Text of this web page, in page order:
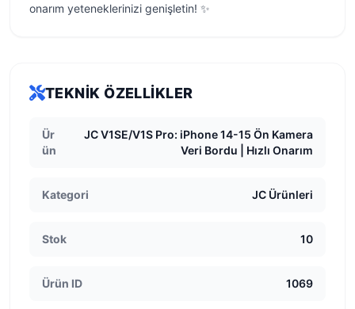
onarım yeteneklerinizi genişletin! ✨
TEKNIK ÖZELLIKLER
Ür
ün
JC V1SE/V1S Pro: iPhone 14-15 Ön Kamera
Veri Bordu | Hızlı Onarım
Kategori JC Ürünleri
Stok 10
Ürün ID 1069